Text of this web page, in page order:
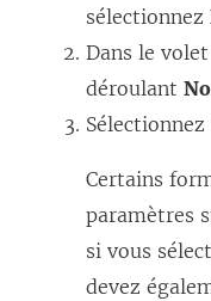
sélectionnez
Dans le volet
déroulant
Certains
paramètres
si vous
devez